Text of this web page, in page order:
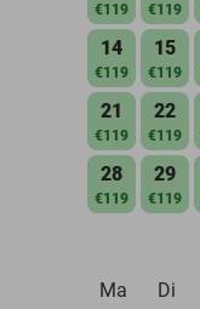
€119 €119
14
€119
15
€119
21
€119
22
€119
28
€119
29
€119
Ma
Di